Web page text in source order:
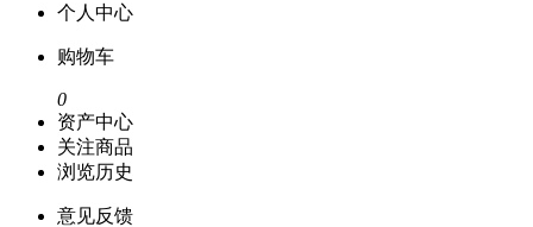
个人中心
购物车
0
资产中心
关注商品
浏览历史
意见反馈